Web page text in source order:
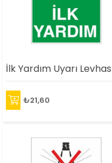
İlk Yardım Uyarı
₺21,60